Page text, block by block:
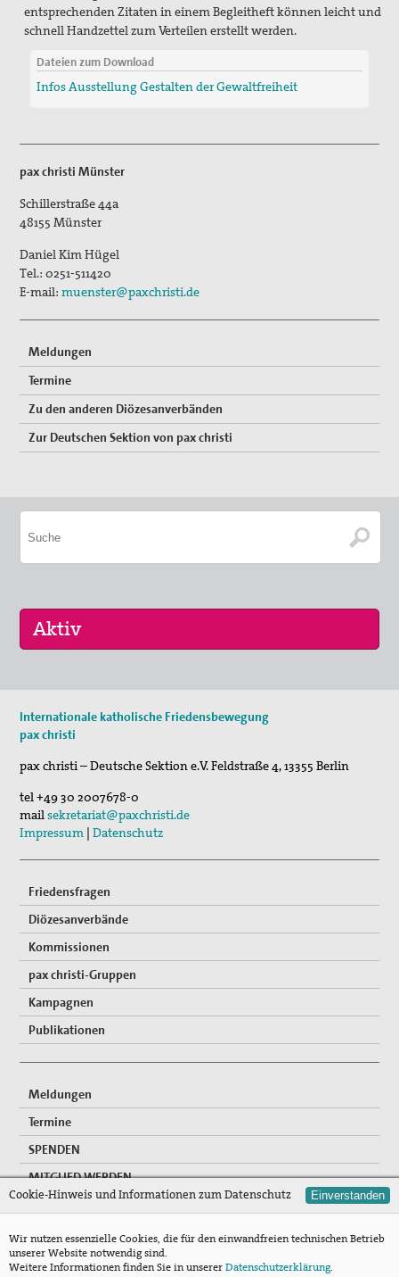
entsprechenden Zitaten in einem Begleitheft können leicht und
schnell Handzettel zum Verteilen erstellt werden.
Dateien zum Download
Infos Ausstellung Gestalten der Gewaltfreiheit
pax christi Münster
Schillerstraße 44a
48155 Münster
Daniel Kim Hügel
Tel.:0251-511420
E-mail:muenster@paxchristi.de
Meldungen
Termine
Zu den anderen Diözesanverbänden
Zur Deutschen Sektion von pax christi
Sommerferien-Friedensliedersingen
Fahrradpilgertour 2026
05. Sep 2026
Musik für den Frieden
Internationale katholische Friedensbewegung
pax christi
pax christi – Deutsche Sektion e.V.Feldstraße 4,13355 Berlin
tel+49 30 2007678-0
mailsekretariat@paxchristi.de
Impressum |Datenschutz
Friedensfragen
Diözesanverbände
Kommissionen
pax christi-Gruppen
Kampagnen
Publikationen
Meldungen
Termine
SPENDEN
MITGLIED WERDEN
NEWSLETTER
Mitgliederzugang
Cookie-Hinweis und Informationen zum Datenschutz Einverstanden
Wir nutzen essenzielle Cookies, die für den einwandfreien technischen Betrieb
unserer Website notwendig sind.
Weitere Informationen finden Sie in unsererDatenschutzerklärung.